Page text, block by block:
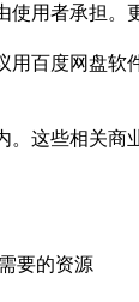
用者承担。
用百度网盘软
这些相关商
要的资源